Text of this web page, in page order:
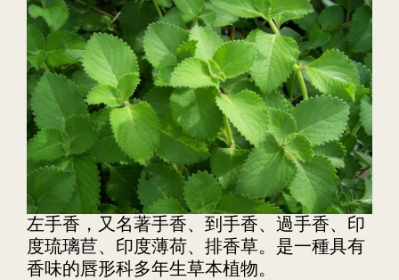
左手香，又名著手香、到手香、過手香、印
度琉璃苣、印度薄荷、排香草。是一種具有
香味的唇形科多年生草本植物。